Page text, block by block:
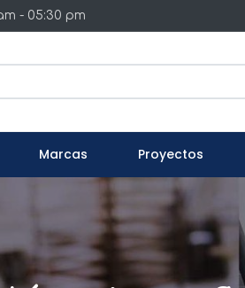
- 05:30 pm
Marcas Proyectos